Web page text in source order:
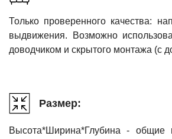
Только проверенного качества:
выдвижения. Возможно
доводчиком и скрытого монтажа (с
Размер:
Высота*Ширина*Глубина - общие